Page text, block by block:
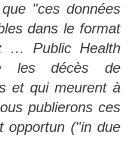
"ces données
dans le format
… Public Health
les décès de
et qui meurent à
publierons ces
opportun ("in due